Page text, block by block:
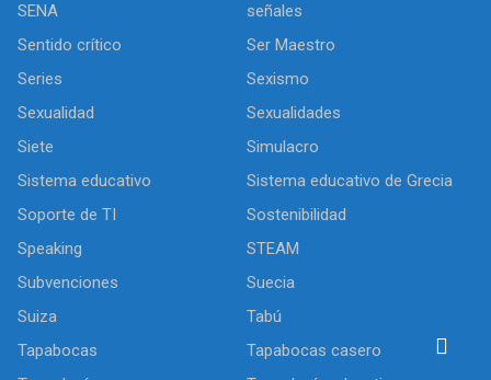
SENA
señales
Sentido crítico
Ser Maestro
Series
Sexismo
Sexualidad
Sexualidades
Siete
Simulacro
Sistema educativo
Sistema educativo de Grecia
Soporte de TI
Sostenibilidad
Speaking
STEAM
Subvenciones
Suecia
Suiza
Tabú
Tapabocas
Tapabocas casero